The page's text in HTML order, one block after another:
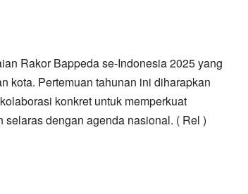
Rakor Bappeda se-Indonesia 2025 yang
kota. Pertemuan tahunan ini diharapkan
konkret untuk memperkuat
dengan agenda nasional. ( Rel )